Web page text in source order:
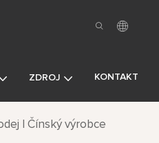
ZDROJ KONTAKT
| Čínský výrobce